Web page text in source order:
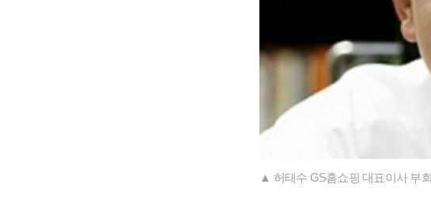
▲ 허태수 GS홈쇼핑 대표이사 부